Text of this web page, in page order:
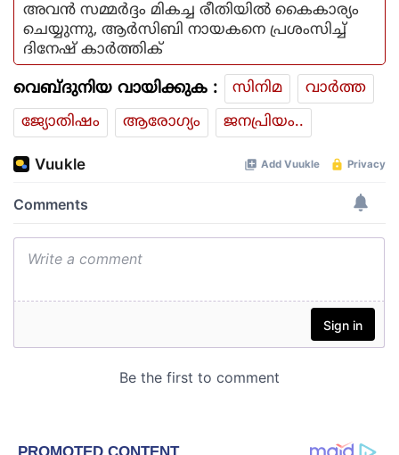
അവൻ സമ്മർദ്ദം മികച്ച രീതിയിൽ കൈകാര്യം
ചെയ്യുന്നു, ആർസിബി നായകനെ പ്രശംസിച്ച്
ദിനേഷ് കാർത്തിക്
വെബ്ദുനിയ വായിക്കുക : സിനിമ
വാര്‍ത്ത
ജ്യോതിഷം
ആരോഗ്യം ജനപ്രിയം..